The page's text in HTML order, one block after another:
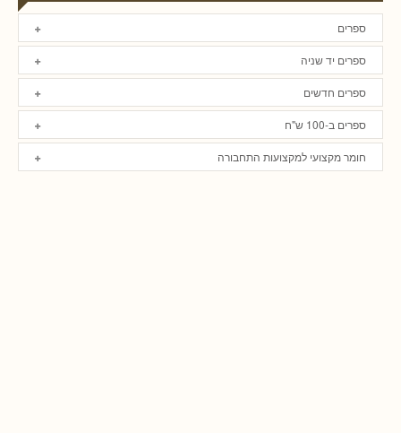
ספרים
ספרים יד שניה
ספרים חדשים
ספרים ב-100 ש"ח
חומר מקצועי למקצועות התחבורה